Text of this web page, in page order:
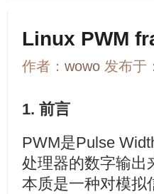
Linux PWM
作者： wowo 发布于
1. 前言
PWM是Pulse
处理器的数字输出
本质是一种对模拟